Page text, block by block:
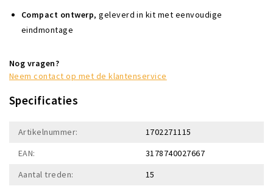
Compact ontwerp,geleverdin kit met eenvoudige
eindmontage
Nog vragen?
Neem contact op met de klantenservice
Specificaties
Artikelnummer:
1702271115
EAN:
3178740027667
Aantal treden:
15